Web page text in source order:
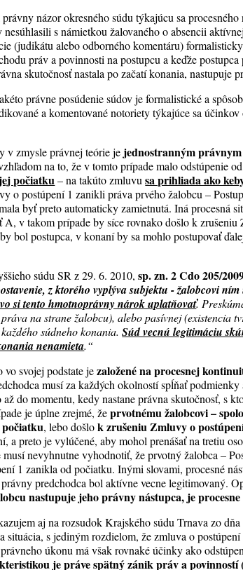
názor okresného súdu týkajúcu sa
s námietkou žalovaného o absencii
(judikátu alebo odborného komentáru)
práv a povinnosti na postupcu a keďže
skutočnosť nastala po začatí konania, nastupuje
právne posúdenie súdov je formalistické a
a komentované notoriety týkajúce sa účinkov
v zmysle právnej teórie je jednostranným
na to, že v tomto prípade malo odstúpenie
počiatku– na takúto zmluvusa prihliada ako
o postúpení 1 zanikli práva prvého žalobcu –
byť preto automaticky zamietnutá. Iná procesná
A, v takom prípade by síce rovnako došlo k
bol postupca, v konaní by sa mohlo postupovať
súdu SR z 29. 6. 2010,sp. zn. 2 Cdo 205/
z ktorého vyplýva subjektu - žalobcovi
si tento hmotnoprávny nárok uplatňovať.
na strane žalobcu), alebo pasívnej (existencia
súdneho konania.Súd vecnú legitimáciu
nenamieta.“
vo svojej podstate jezaložené na procesnej
musí za každých okolností spĺňať
až do momentu, kedy nastane právna skutočnosť, s
je úplne zrejmé, žeprvotnému žalobcovi –
počiatku, lebo došlok zrušeniu Zmluvy o
a preto je vylúčené, aby mohol prenášať na tretiu
musí nevyhnutne vyhodnotiť, že prvotný žalobca –
1 zanikla od počiatku. Inými slovami, procesné
predchodca bol aktívne vecne legitimovaný.
nastupuje jeho právny nástupca, je
aj na rozsudok Krajského súdu Trnava zo
situácia, s jediným rozdielom, že zmluva o
úkonu má však rovnaké účinky ako
je práve spätný zánik práv a